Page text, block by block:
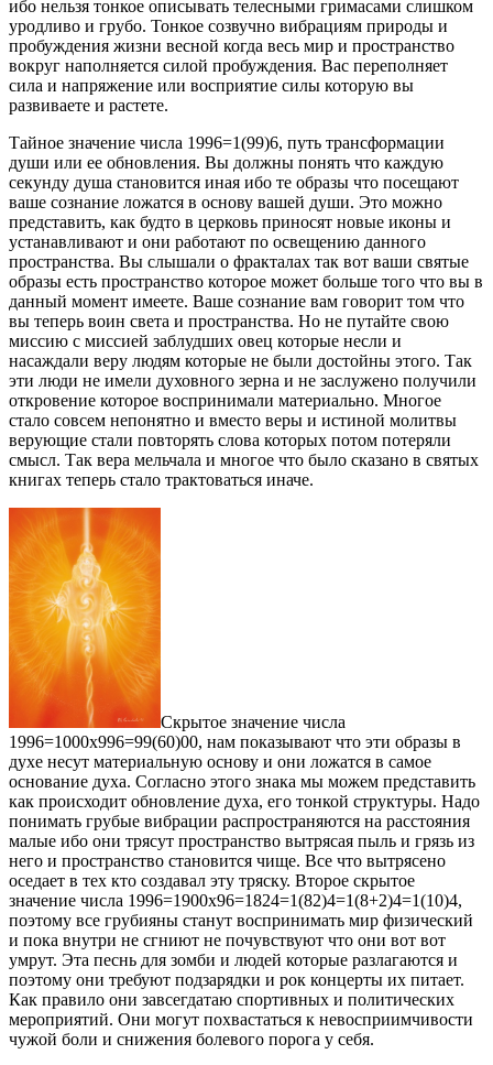
ибо нельзя тонкое описывать телесными гримасами слишком
уродливо и грубо. Тонкое созвучно вибрациям природы и
пробуждения жизни весной когда весь мир и пространство
вокруг наполняется силой пробуждения. Вас переполняет
сила и напряжение или восприятие силы которую вы
развиваете и растете.
Тайное значение числа 1996=1(99)6, путь трансформации
души или ее обновления. Вы должны понять что каждую
секунду душа становится иная ибо те образы что посещают
ваше сознание ложатся в основу вашей души. Это можно
представить, как будто в церковь приносят новые иконы и
устанавливают и они работают по освещению данного
пространства. Вы слышали о фракталах так вот ваши святые
образы есть пространство которое может больше того что вы в
данный момент имеете. Ваше сознание вам говорит том что
вы теперь воин света и пространства. Но не путайте свою
миссию с миссией заблудших овец которые несли и
насаждали веру людям которые не были достойны этого. Так
эти люди не имели духовного зерна и не заслужено получили
откровение которое воспринимали материально. Многое
стало совсем непонятно и вместо веры и истиной молитвы
верующие стали повторять слова которых потом потеряли
смысл. Так вера мельчала и многое что было сказано в святых
книгах теперь стало трактоваться иначе.
Скрытое значение числа
1996=1000х996=99(60)00, нам показывают что эти образы в
духе несут материальную основу и они ложатся в самое
основание духа. Согласно этого знака мы можем представить
как происходит обновление духа, его тонкой структуры. Надо
понимать грубые вибрации распространяются на расстояния
малые ибо они трясут пространство вытрясая пыль и грязь из
него и пространство становится чище. Все что вытрясено
оседает в тех кто создавал эту тряску. Второе скрытое
значение числа 1996=1900х96=1824=1(82)4=1(8+2)4=1(10)4,
поэтому все грубияны станут воспринимать мир физический
и пока внутри не сгниют не почувствуют что они вот вот
умрут. Эта песнь для зомби и людей которые разлагаются и
поэтому они требуют подзарядки и рок концерты их питает.
Как правило они завсегдатаю спортивных и политических
мероприятий. Они могут похвастаться к невосприимчивости
чужой боли и снижения болевого порога у себя.